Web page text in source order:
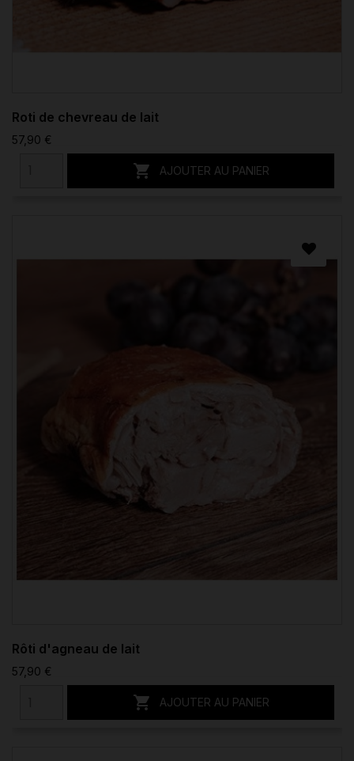
Roti de chevreau de lait
57,90 €
 AJOUTER AU PANIER
Rôti d'agneau de lait
57,90 €
 AJOUTER AU PANIER